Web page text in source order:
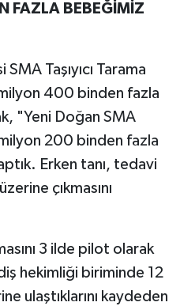
FAZLA BEBEĞİMİZ
Taşıyıcı Tarama
milyon 400 binden fazla
"Yeni Doğan SMA
200 binden fazla
Erken tanı, tedavi
çıkmasını
3 ilde pilot olarak
hekimliği biriminde 12
ulaştıklarını kaydeden